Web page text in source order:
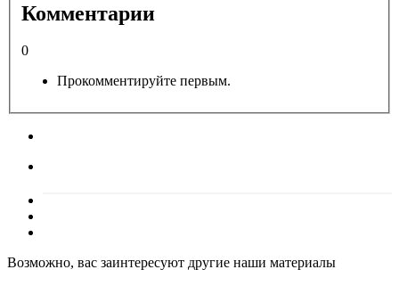
Комментарии
0
Прокомментируйте первым.
Возможно, вас заинтересуют другие наши материалы